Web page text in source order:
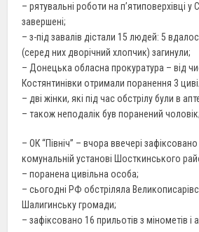
– рятувальні роботи на п’ятиповерхівці у
завершені;
– з-під завалів дістали 15 людей: 5
(серед них дворічний хлопчик) загинули;
– Донецька обласна прокуратура – від
Костянтинівки отримали поранення 3
– дві жінки, які під час обстрілу були в
– також неподалік був поранений чоловік;
– ОК “Північ” – вчора ввечері
комунальній установі Шосткинського
– поранена цивільна особа;
– сьогодні РФ обстріляла
Шалигинську громади;
– зафіксовано 16 прильотів з мінометів і